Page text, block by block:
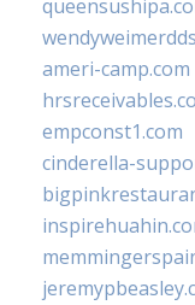
ameri-camp.com
empconst1.com
cinderella-